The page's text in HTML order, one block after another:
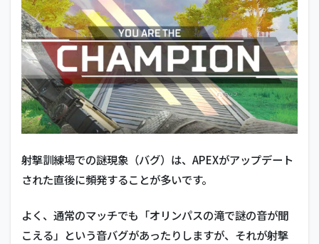
射撃訓練場での謎現象（バグ）は、APEXがアップデート
された直後に頻発することが多いです。
よく、通常のマッチでも「オリンパスの滝で謎の音が聞
こえる」という音バグがあったりしますが、それが射撃